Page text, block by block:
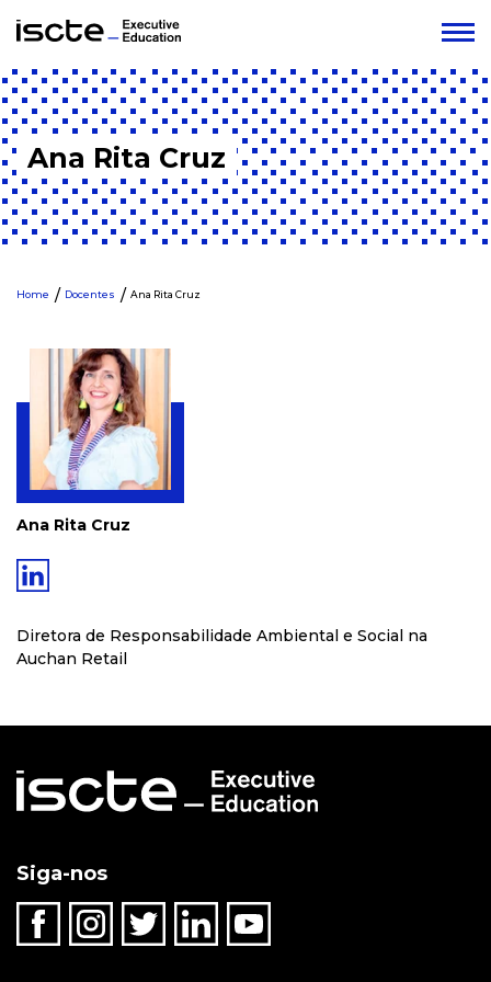
Ana Rita Cruz
Home Docentes Ana Rita Cruz
Ana Rita Cruz
Diretora de Responsabilidade Ambiental e Social na
Auchan Retail
Siga-nos